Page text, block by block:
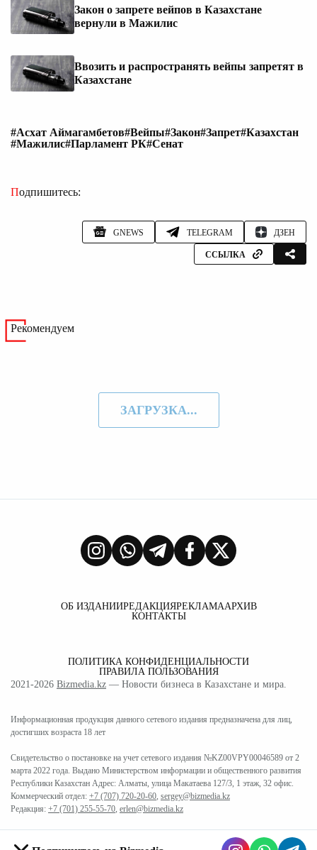
Закон о запрете вейпов в Казахстане
вернули в Мажилис
Ввозить и распространять вейпы запретят в
Казахстане
#Асхат Аймагамбетов#Вейпы#Закон#Запрет#Казахстан
#Мажилис#Парламент РК#Сенат
Подпишитесь:
GNEWS TELEGRAM ДЗЕН
ССЫЛКА
Рекомендуем
ЗАГРУЗКА...
ОБ ИЗДАНИИРЕДАКЦИЯРЕКЛАМААРХИВ
КОНТАКТЫ
ПОЛИТИКА КОНФИДЕНЦИАЛЬНОСТИ
ПРАВИЛА ПОЛЬЗОВАНИЯ
2021-2026 Bizmedia.kz — Новости бизнеса в Казахстане и мира.
Информационная продукция данного сетевого издания предназначена для лиц,
достигших возраста 18 лет
Свидетельство о постановке на учет сетевого издания №KZ00VPY00046589 от 2
марта 2022 года. Выдано Министерством информации и общественного развития
Республики Казахстан Адрес: Алматы, улица Макатаева 127/3, 1 этаж, 32 офис.
Коммерческий отдел: +7 (707) 720-20-60 sergey@bizmedia.kz
Редакция: +7 (701) 255-55-70 erlen@bizmedia.kz